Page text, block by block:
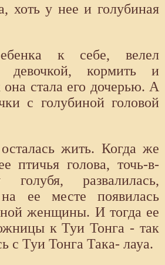
хоть у нее и голубиная
к себе, велел
девочкой, кормить и
она стала его дочерью. А
с голубиной головой
жить. Когда же
птичья голова, точь-в-
развалилась,
ее месте появилась
женщины. И тогда ее
к Туи Тонга - так
с Туи Тонга Така- лауа.